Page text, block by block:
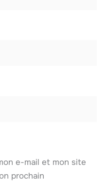
e-mail et mon site
prochain